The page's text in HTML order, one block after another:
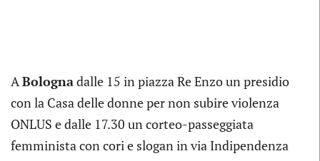
ABolognadalle 15 in piazza Re Enzo un presidio
con la Casa delle donne per non subire violenza
ONLUS e dalle 17.30 un corteo-passeggiata
femminista con cori e slogan in via Indipendenza